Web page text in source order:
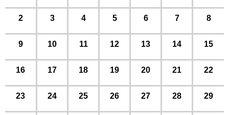
2 3 4 5 6 7 8
9 10 11 12 13 14 15
16 17 18 19 20 21 22
23 24 25 26 27 28 29